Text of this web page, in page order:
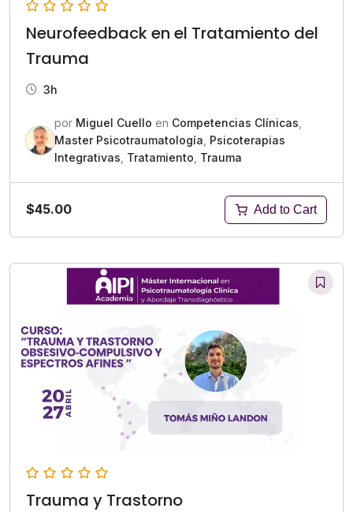
Neurofeedback en el Tratamiento del
Trauma
3h
por Miguel Cuello en Competencias Clínicas
Master Psicotraumatología Psicoterapias
Integrativas Tratamiento Trauma
$45.00 Add to Cart
Trauma y Trastorno